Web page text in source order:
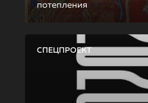
потепления
СПЕЦПРОЕКТ